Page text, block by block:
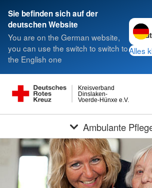
Sie befinden sich auf der
deutschen Website
You are on the German website,
you can use the switch to switch to
the English one
Alles
Voerde-Hünxe e.V.
Dinslaken-
Kreisverband
Ambulante